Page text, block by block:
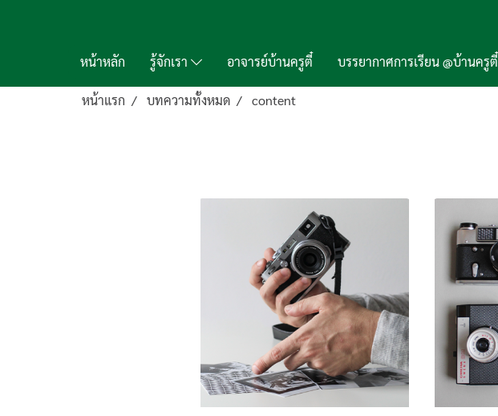
หน้าหลัก รู้จักเรา อาจารย์บ้านครูตี๋ บรรยากาศการเรียน @บ้านครูตี๋
หน้าแรก บทความทั้งหมด content